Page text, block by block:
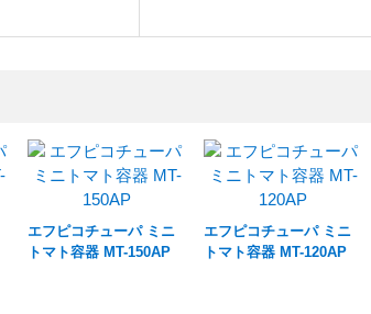
エフピコチューパ ミニ
トマト容器 MT-150AP
エフピコチューパ ミニ
トマト容器 MT-120AP